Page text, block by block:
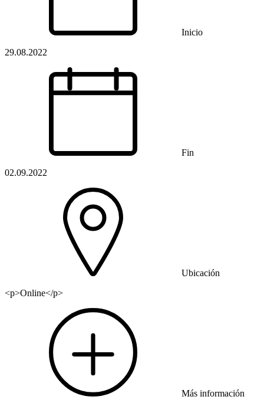
Inicio
29.08.2022
Fin
02.09.2022
Ubicación
<p>Online</p>
Más información